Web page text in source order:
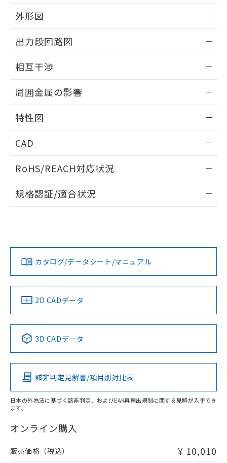
外形図
外形図
出力段回路図
出力段回路図
タイムチャート
相互干渉
相互干渉
A: 200mm以上、B: 110mm以上
周囲金属の影響
周囲金属の影響
以上、n: 54mm以上
特性図
検出物体の大きさと材質による影響
検出領域
CAD
ドすることができます。
ログイン/会員登録
ダウンロードデータをご利用いただく前に、以下を必ずお読
みください。
ソフトウェアの使用条件
RoHS/REACH対応状況
EU RoHS 注意事項・凡例
対応済み
中国 RoHS 注意事項・凡例
Pb Hg Cd Cr(VI)
O
在庫等で未対応品が混在する可能性があります。
問い合わせください。
規格認証/適合状況
LR型式承認
（イギリス
船舶規格）
DNV型式承認
（ノルウェー
BV型式承認
（フランス
KR型式
（韓国
No No No No
この製品の規格認証/適合状況ページへ
その他の認証はこちらのページからご検索ください
カタログ/データシート/マニュアル
2D CADデータ
3D CADデータ
該非判定見解書/項目別対比表
日本の外為法に基づく該非判定、およびEAR再輸出規制に関する見解が入手でき
ます。
オンライン購入
販売価格（税込） ¥ 10,010
※当社の共同利用者とは、"個人情報
の共同利用に関して"
用者の範囲」に記載されている法人を
とができます。
EU RoHS指令（10物質）の非含有証明書
51物質の非含有証明書（当社基準）
※本証明書は発行日時点で非含有を証明す
ものではありません。
また、RoHS指令のフタル酸エステル類４
物質の対応では、対応完了までの期間は出
欄に対応日を記載しておりました。
既に当社にて対応品への在庫切替を完了
していることから、特段のことがない限
す。